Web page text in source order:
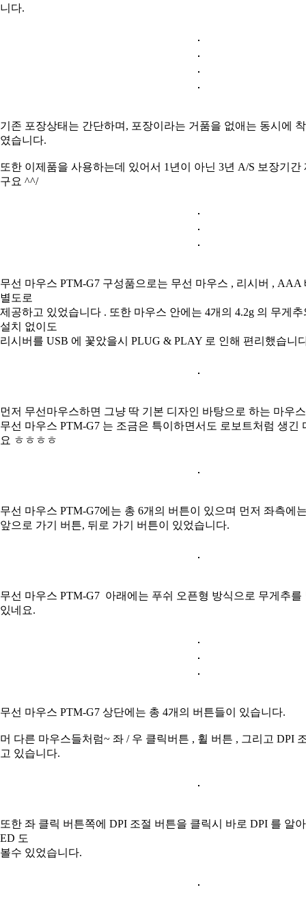
니다.
기존 포장상태는 간단하며, 포장이라는 거품을 없애는 동시에
였습니다.
또한 이제품을 사용하는데 있어서 1년이 아닌 3년 A/S 보장기간
구요 ^^/
무선 마우스 PTM-G7 구성품으로는 무선 마우스 , 리시버 , AAA
별도로
제공하고 있었습니다 . 또한 마우스 안에는 4개의 4.2g 의 무게
설치 없이도
리시버를 USB 에 꽃았을시 PLUG & PLAY 로 인해 편리했습니
먼저 무선마우스하면 그냥 딱 기본 디자인 바탕으로 하는 마우
무선 마우스 PTM-G7 는 조금은 특이하면서도 로보트처럼 생긴
요 ㅎㅎㅎㅎ
무선 마우스 PTM-G7에는 총 6개의 버튼이 있으며 먼저 좌측에
앞으로 가기 버튼, 뒤로 가기 버튼이 있었습니다.
무선 마우스 PTM-G7 아래에는 푸쉬 오픈형 방식으로 무게추를
있네요.
무선 마우스 PTM-G7 상단에는 총 4개의 버튼들이 있습니다.
머 다른 마우스들처럼~ 좌 / 우 클릭버튼 , 휠 버튼 , 그리고 DPI
고 있습니다.
또한 좌 클릭 버튼쪽에 DPI 조절 버튼을 클릭시 바로 DPI 를 알
ED 도
볼수 있었습니다.